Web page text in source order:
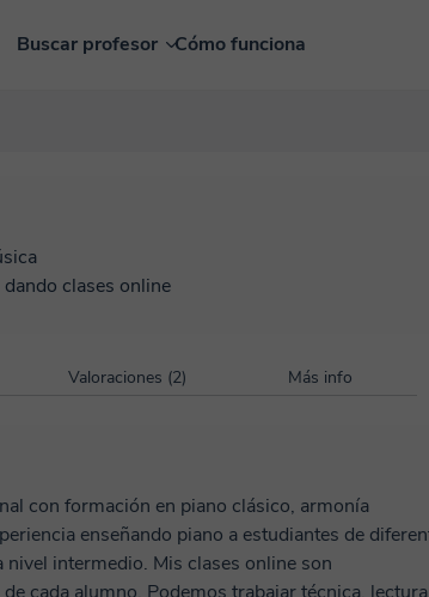
Buscar profesor Cómo funciona
clases online
Valoraciones (2) Más info
con formación en piano clásico, armonía
Mis clases online son